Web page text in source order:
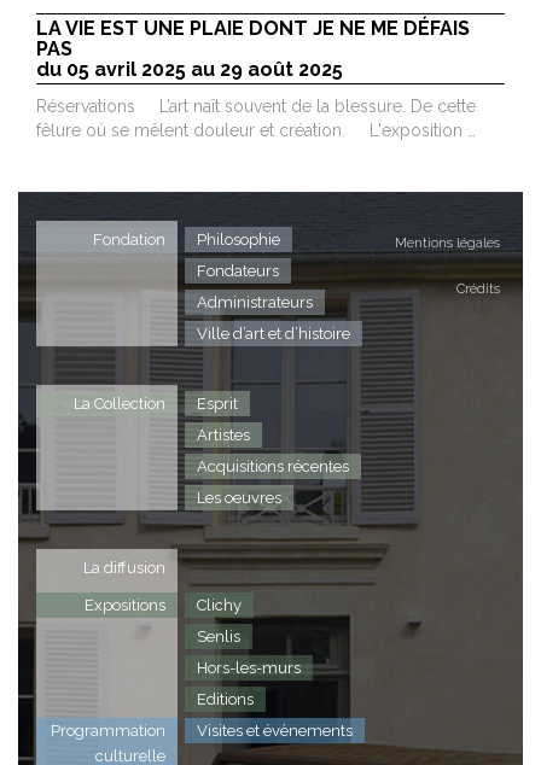
LA VIE EST UNE PLAIE DONT JE NE ME DÉFAIS
PAS
du 05 avril 2025 au 29 août 2025
Réservations L’art naît souvent de la blessure. De cette
fêlure où se mêlent douleur et création. L'exposition …
Mentions légales
Crédits
Fondation
Philosophie
Fondateurs
Administrateurs
Ville d’art et d’histoire
La Collection
Esprit
Artistes
Acquisitions récentes
Les oeuvres
La diffusion
Expositions
Clichy
Senlis
Hors-les-murs
Editions
Programmation
culturelle
Visites et évènements